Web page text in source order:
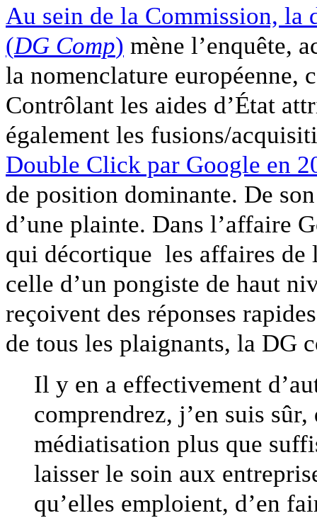
Au sein de la Commission, la
(DG Comp) mène l’enquête,
la nomenclature européenne,
Contrôlant les aides d’État
également les fusions/
Double Click par Google en
de position dominante. De
d’une plainte. Dans l’affaire
qui décortique les affaires de
celle d’un pongiste de haut
reçoivent des réponses
de tous les plaignants, la DG
Il y en a effectivement
comprendrez, j’en suis
médiatisation plus que
laisser le soin aux
qu’elles emploient, d’en